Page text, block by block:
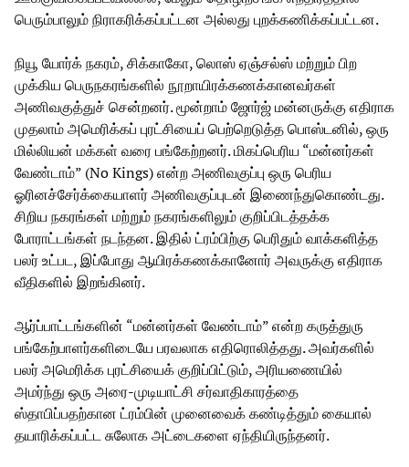
பெரும்பாலும் நிராகரிக்கப்பட்டன அல்லது புறக்கணிக்கப்பட்டன.
நியூ யோர்க் நகரம், சிக்காகோ, லொஸ் ஏஞ்சல்ஸ் மற்றும் பிற
முக்கிய பெருநகரங்களில் நூறாயிரக்கணக்கானவர்கள்
அணிவகுத்துச் சென்றனர். மூன்றாம் ஜோர்ஜ் மன்னருக்கு எதிராக
முதலாம் அமெரிக்கப் புரட்சியைப் பெற்றெடுத்த பொஸ்டனில், ஒரு
மில்லியன் மக்கள் வரை பங்கேற்றனர். மிகப்பெரிய “மன்னர்கள்
வேண்டாம்” (No Kings) என்ற அணிவகுப்பு ஒரு பெரிய
ஓரினச்சேர்க்கையாளர் அணிவகுப்புடன் இணைந்துகொண்டது.
சிறிய நகரங்கள் மற்றும் நகரங்களிலும் குறிப்பிடத்தக்க
போராட்டங்கள் நடந்தன. இதில் ட்ரம்பிற்கு பெரிதும் வாக்களித்த
பலர் உட்பட, இப்போது ஆயிரக்கணக்கானோர் அவருக்கு எதிராக
வீதிகளில் இறங்கினர்.
ஆர்ப்பாட்டங்களின் “மன்னர்கள் வேண்டாம்” என்ற கருத்துரு
பங்கேற்பாளர்களிடையே பரவலாக எதிரொலித்தது. அவர்களில்
பலர் அமெரிக்க புரட்சியைக் குறிப்பிட்டும், அரியணையில்
அமர்ந்து ஒரு அரை-முடியாட்சி சர்வாதிகாரத்தை
ஸ்தாபிப்பதற்கான ட்ரம்பின் முனைவைக் கண்டித்தும் கையால்
தயாரிக்கப்பட்ட சுலோக அட்டைகளை ஏந்தியிருந்தனர்.